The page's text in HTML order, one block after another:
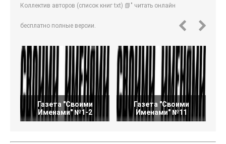
Коллектив авторов (список книг txt) 📗" читать онлайн
бесплатно полные версии.
Газета "Своими
Именами" №1-2
Газета "Своими
Именами" №11